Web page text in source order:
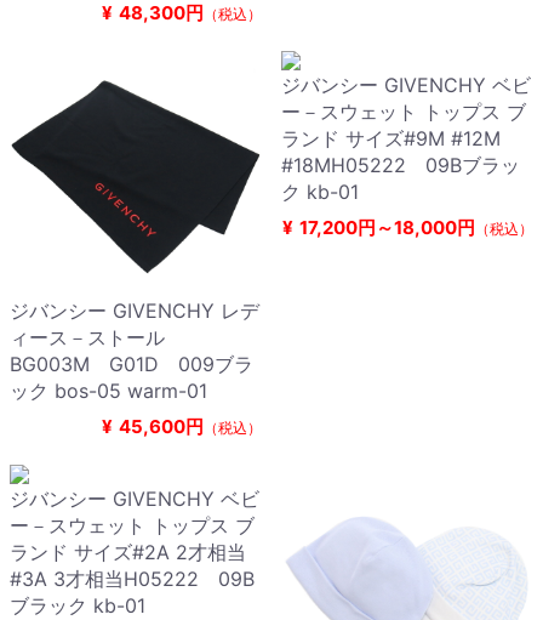
¥ 48,300円 （税込）
ジバンシー GIVENCHY レデ
ィース－ストール
BG003M G01D 009ブラ
ック bos-05 warm-01
¥ 45,600円 （税込）
ジバンシー GIVENCHY ベビ
ー－スウェット トップス ブ
ランド サイズ#9M #12M
#18MH05222 09Bブラッ
ク kb-01
¥ 17,200円～18,000円 （税込）
ジバンシー GIVENCHY ベビ
ー－スウェット トップス ブ
ランド サイズ#2A 2才相当
#3A 3才相当H05222 09B
ブラック kb-01